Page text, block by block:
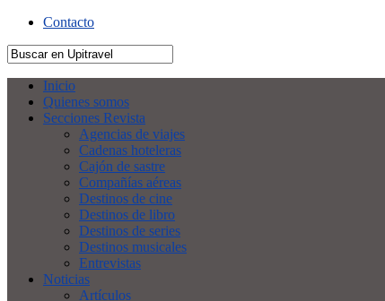
Contacto
Inicio
Quienes somos
Secciones Revista
Agencias de viajes
Cadenas hoteleras
Cajón de sastre
Compañías aéreas
Destinos de cine
Destinos de libro
Destinos de series
Destinos musicales
Entrevistas
Noticias
Artículos